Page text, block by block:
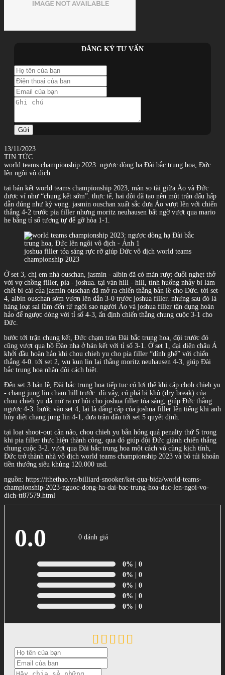
ĐĂNG KÝ TƯ VẤN
Gửi
13/11/2023
TIN TỨC
world teams championship 2023: ngược dòng hạ Đài bắc trung hoa, Đức
lên ngôi vô địch
tại bán kết world teams championship 2023, màn so tài giữa Áo và Đức
được ví như “chung kết sớm”. thực tế, hai đội đã tạo nên một trận đấu hấp
dẫn đúng như kỳ vọng. jasmin ouschan xuất sắc đưa Áo vượt lên với chiến
thắng 4-2 trước pia filler nhưng moritz neuhausen bất ngờ vượt qua mario
he bằng tỉ số tương tự để gỡ hòa 1-1.
joshua filler tỏa sáng rực rỡ giúp Đức vô địch world teams
championship 2023
Ở set 3, chị em nhà ouschan, jasmin - albin đã có màn rượt đuổi nghẹt thở
với vợ chồng filler, pia - joshua. tại ván hill - hill, tình huống nhảy bi làm
chết bi cái của jasmin ouschan đã mở ra chiến thắng bản lề cho Đức. tới set
4, albin ouschan sớm vươn lên dẫn 3-0 trước joshua filler. nhưng sau đó là
hàng loạt sai lầm đến từ ngôi sao người Áo và joshua filler tận dụng hoàn
hảo để ngược dòng với tỉ số 4-3, ấn định chiến thắng chung cuộc 3-1 cho
Đức.
bước tới trận chung kết, Đức chạm trán Đài bắc trung hoa, đội trước đó
cũng vượt qua bồ Đào nha ở bán kết với tỉ số 3-1. Ở set 1, đại diện châu Á
khởi đầu hoàn hảo khi chou chieh yu cho pia filler “dính ghế” với chiến
thắng 4-0. tới set 2, wu kun lin lại thắng moritz neuhausen 4-3, giúp Đài
bắc trung hoa nhân đôi cách biệt.
Đến set 3 bản lề, Đài bắc trung hoa tiếp tục có lợi thế khi cặp choh chieh yu
- chang jung lin chạm hill trước. dù vậy, cú phá bi khô (dry break) của
chou chieh yu đã mở ra cơ hội cho joshua filler tỏa sáng, giúp Đức thắng
ngược 4-3. bước vào set 4, lại là đẳng cấp của joshua filler lên tiếng khi anh
hủy diệt chang jung lin 4-1, đưa trận đấu tới set 5 quyết định.
tại loạt shoot-out cân não, chou chieh yu bắn hỏng quả penalty thứ 5 trong
khi pia filler thực hiện thành công, qua đó giúp đội Đức giành chiến thắng
chung cuộc 3-2. vượt qua Đài bắc trung hoa một cách vô cùng kịch tính,
Đức trở thành nhà vô địch world teams championship 2023 và bỏ túi khoản
tiền thưởng siêu khủng 120.000 usd.
nguồn: https://ithethao.vn/billiard-snooker/ket-qua-bida/world-teams-
championship-2023-nguoc-dong-ha-dai-bac-trung-hoa-duc-len-ngoi-vo-
dich-tt87579.html
0.0 0 đánh giá
0% | 0
0% | 0
0% | 0
0% | 0
0% | 0